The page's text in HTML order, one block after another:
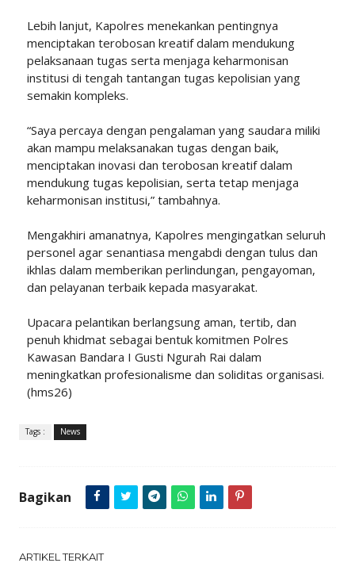
Lebih lanjut, Kapolres menekankan pentingnya
menciptakan terobosan kreatif dalam mendukung
pelaksanaan tugas serta menjaga keharmonisan
institusi di tengah tantangan tugas kepolisian yang
semakin kompleks.
“Saya percaya dengan pengalaman yang saudara miliki
akan mampu melaksanakan tugas dengan baik,
menciptakan inovasi dan terobosan kreatif dalam
mendukung tugas kepolisian, serta tetap menjaga
keharmonisan institusi,” tambahnya.
Mengakhiri amanatnya, Kapolres mengingatkan seluruh
personel agar senantiasa mengabdi dengan tulus dan
ikhlas dalam memberikan perlindungan, pengayoman,
dan pelayanan terbaik kepada masyarakat.
Upacara pelantikan berlangsung aman, tertib, dan
penuh khidmat sebagai bentuk komitmen Polres
Kawasan Bandara I Gusti Ngurah Rai dalam
meningkatkan profesionalisme dan soliditas organisasi.
(hms26)
Tags : News
Bagikan
ARTIKEL TERKAIT